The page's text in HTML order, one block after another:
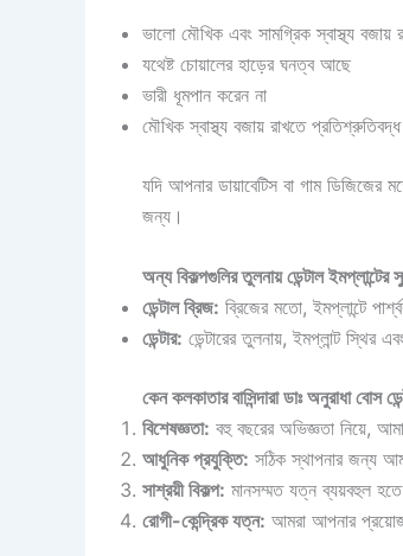
ভালো মৌখিক এবং সামগ্রিক স্বাস্থ্য বজায়
যথেষ্ট চোয়ালের হাড়ের ঘনত্ব আছে
ভারী ধূমপান করেন না
মৌখিক স্বাস্থ্য বজায় রাখতে প্রতিশ্রুতিবদ্ধ
যদি আপনার ডায়াবেটিস বা গাম ডিজিজের
জন্য।
অন্য বিকল্পগুলির তুলনায় ডেন্টাল ইমপ্লান্টের
ডেন্টাল ব্রিজ: ব্রিজের মতো, ইমপ্লান্টে
ডেন্টার: ডেন্টারের তুলনায়, ইমপ্লান্ট স্থির
কেন কলকাতার বাসিন্দারা ডাঃ অনুরাধা বোস
বিশেষজ্ঞতা: বহু বছরের অভিজ্ঞতা নিয়ে,
আধুনিক প্রযুক্তি: সঠিক স্থাপনার জন্য
সাশ্রয়ী বিকল্প: মানসম্মত যত্ন ব্যয়বহুল
রোগী-কেন্দ্রিক যত্ন: আমরা আপনার